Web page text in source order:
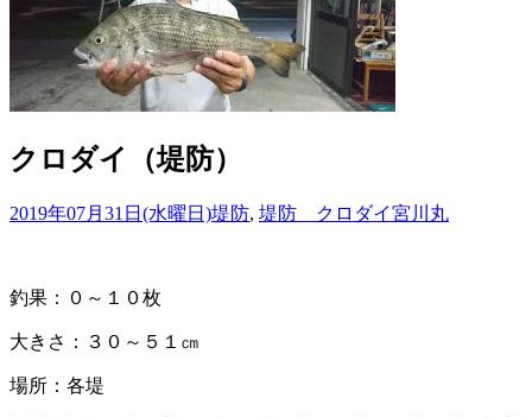
クロダイ（堤防）
2019年07月31日(水曜日)堤防, 堤防 クロダイ宮川丸
釣果：０～１０枚
大きさ：３０～５１㎝
場所：各堤